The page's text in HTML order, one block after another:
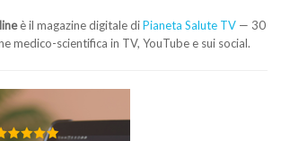
è il magazine digitale diPianeta Salute TV — 30
medico-scientifica in TV, YouTube e sui social.